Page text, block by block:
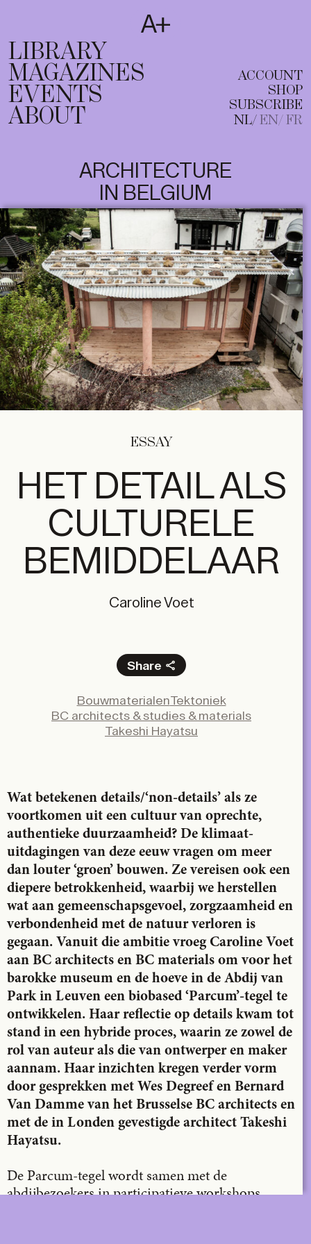
T
EN FR
LIBRARY
MAGAZINES
EVENTS
ABOUT
ACCOUNT
SHOP
SUBSCRIBE
NL EN FR
ARCHITECTURE
IN BELGIUM
ESSAY
HET DETAIL ALS
CULTURELE
BEMIDDELAAR
Caroline Voet
Share
X
LinkedIn
BouwmaterialenTektoniek
BC architects & studies & materials
Takeshi Hayatsu
Wat betekenen details/‘non-details’ als ze
voortkomen uit een cultuur van oprechte,
authentieke duurzaamheid? De klimaat­
uitdagingen van deze eeuw vragen om meer
dan louter ‘groen’ bouwen. Ze ver­eisen ook een
diepere betrokkenheid, waarbij we herstellen
wat aan gemeenschapsgevoel, zorgzaamheid en
verbondenheid met de natuur verloren is
gegaan. Vanuit die ambitie vroeg Caroline Voet
aan BC architects en BC materials om voor het
barokke museum en de hoeve in de Abdij van
Park in Leuven een biobased ‘Parcum’-tegel te
ontwikkelen. Haar reflectie op details kwam tot
stand in een hybride proces, waarin ze zowel de
rol van auteur als die van ontwerper en maker
aannam. Haar inzichten kregen verder vorm
door gesprekken met Wes Degreef en Bernard
Van Damme van het Brusselse BC architects en
met de in Londen gevestigde architect Takeshi
Hayatsu.
De Parcum-tegel wordt samen met de
abdijbezoekers in participatieve workshops